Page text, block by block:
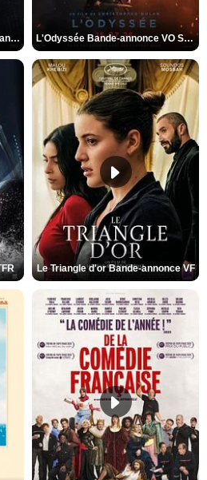
Spider-Man: Brand New Day Bande-annonce VO STFR L'Odyssée Bande-annonce VO STFR
Le Triangle d'or Bande-annonce VF